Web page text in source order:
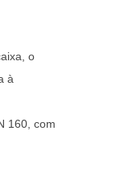
o
à
160, com